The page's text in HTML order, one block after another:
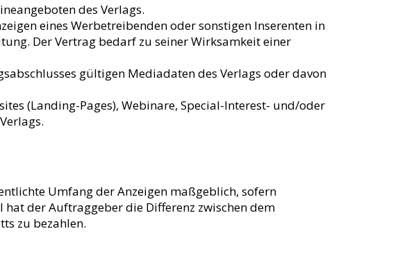
des Verlags.
eines Werbetreibenden oder sonstigen Inserenten in
Der Vertrag bedarf zu seiner Wirksamkeit einer
gültigen Mediadaten des Verlags oder davon
(Landing-Pages), Webinare, Special-Interest- und/oder
Umfang der Anzeigen maßgeblich, sofern
der Auftraggeber die Differenz zwischen dem
zu bezahlen.